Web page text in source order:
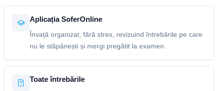
Aplicația SoferOnline
Învață organizat, fără stres, revizuind întrebările pe care
nu le stăpânești și mergi pregătit la examen.
Toate întrebările